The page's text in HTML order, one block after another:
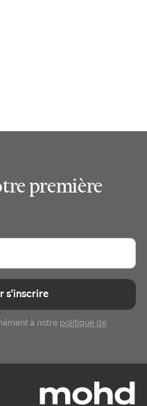
première
s'inscrire
à notre politique de